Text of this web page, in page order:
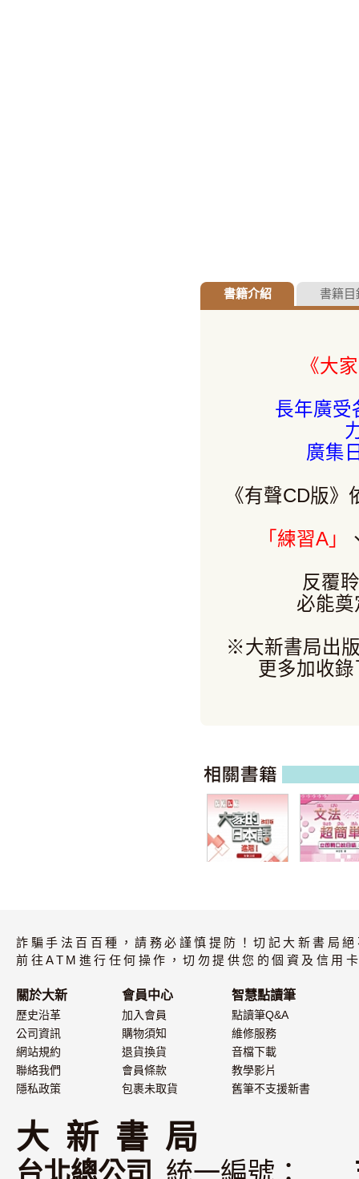
書籍介紹 書籍目
《大
長年廣受
廣集
《有聲CD版
「練習A」
反覆
必能
※大新書局出
更多加收
CD版（4片裝、
不附書）
詐騙手法百百種，請務必謹慎提防！切記大新書局
前往ATM進行任何操作，切勿提供您的個資及信用
關於大新
歷史沿革
公司資訊
網站規約
聯絡我們
隱私政策
會員中心
加入會員
購物須知
退貨換貨
會員條款
包裹未取貨
智慧點讀筆
點讀筆Q&A
維修服務
音檔下載
教學影片
舊筆不支援新書
大 新 書 局
台北總公司 統一編號：